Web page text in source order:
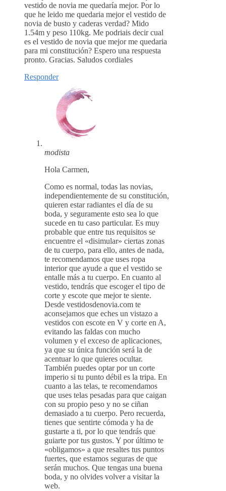
vestido de novia me quedaría mejor. Por lo
que he leido me quedaria mejor el vestido de
novia de busto y caderas verdad? Mido
1.54m y peso 110kg. Me podriais decir cual
es el vestido de novia que mejor me quedaria
para mi constitución? Espero una respuesta
pronto. Gracias. Saludos cordiales
Responder
modista
Hola Carmen,
Como es normal, todas las novias,
independientemente de su constitución,
quieren estar radiantes el día de su
boda, y seguramente esto sea lo que
sucede en tu caso particular. Es muy
probable que entre tus requisitos se
encuentre el «disimular» ciertas zonas
de tu cuerpo, para ello, antes de nada,
te recomendamos que uses ropa
interior que ayude a que el vestido se
entalle más a tu cuerpo. En cuanto al
vestido, tendrás que escoger el tipo de
corte y escote que mejor te siente.
Desde vestidosdenovia.com te
aconsejamos que eches un vistazo a
vestidos con escote en V y corte en A,
evitando las faldas con mucho
volumen y el exceso de aplicaciones,
ya que su única función será la de
acentuar lo que quieres ocultar.
También puedes optar por un corte
imperio si tu punto débil es la tripa. En
cuanto a las telas, te recomendamos
que uses telas pesadas para que caigan
con su propio peso y no se ciñan
demasiado a tu cuerpo. Pero recuerda,
tienes que sentirte cómoda y ha de
gustarte a ti, por lo que tendrás que
guiarte por tus gustos. Y por último te
«obligamos» a que resaltes tus puntos
fuertes, que estamos seguras de que
serán muchos. Que tengas una buena
boda, y no olvides volver a visitar la
web.